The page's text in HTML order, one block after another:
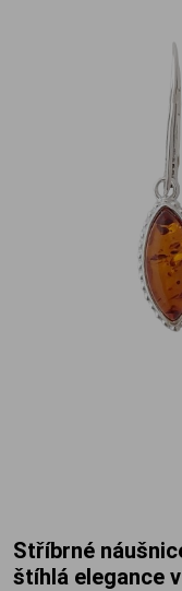
Stříbrné náušnice s přírodním jantarem –
štíhlá elegance